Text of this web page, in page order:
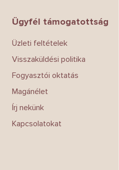
Ügyfél támogatottság
Üzleti feltételek
Visszaküldési politika
Fogyasztói oktatás
Magánélet
Írj nekünk
Kapcsolatokat